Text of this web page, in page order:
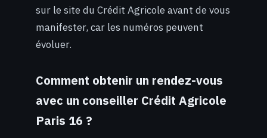
sur le site du Crédit Agricole avant de vous
manifester, car les numéros peuvent
évoluer.
Comment obtenir un rendez-vous
avec un conseiller Crédit Agricole
Paris 16 ?